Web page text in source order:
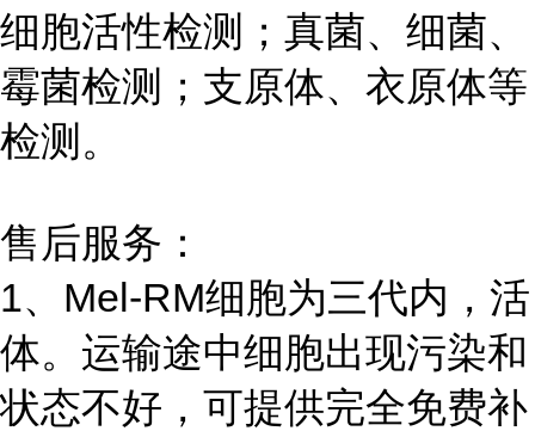
细胞活性检测；真菌、细菌、
霉菌检测；支原体、衣原体等
检测。
售后服务：
1、Mel-RM细胞为三代内，活
体。运输途中细胞出现污染和
状态不好，可提供完全免费补